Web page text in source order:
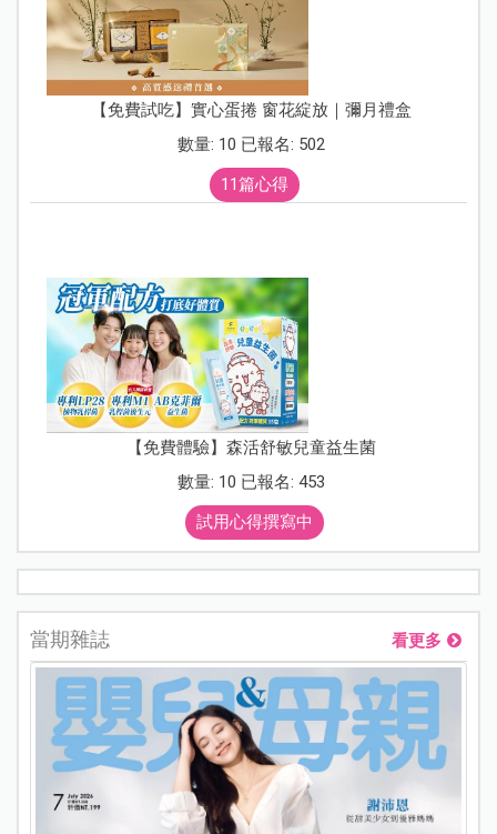
【免費試吃】實心蛋捲 窗花綻放｜彌月禮盒
數量: 10 已報名: 502
11篇心得
【免費體驗】森活舒敏兒童益生菌
數量: 10 已報名: 453
試用心得撰寫中
當期雜誌 看更多